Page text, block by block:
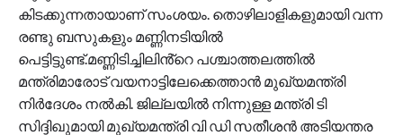
കിടക്കുന്നതായാണ് സംശയം. തൊഴിലാളികളുമായി വന്ന
രണ്ടു ബസുകളും മണ്ണിനടിയിൽ
പെട്ടിട്ടുണ്ട്.മണ്ണിടിച്ചിലിൻ്റെ പശ്ചാത്തലത്തിൽ
മന്ത്രിമാരോട് വയനാട്ടിലേക്കെത്താൻ മുഖ്യമന്ത്രി
നിർദേശം നൽകി. ജില്ലയിൽ നിന്നുള്ള മന്ത്രി ടി
സിദ്ദിഖുമായി മുഖ്യമന്ത്രി വി ഡി സതീശൻ അടിയന്തര